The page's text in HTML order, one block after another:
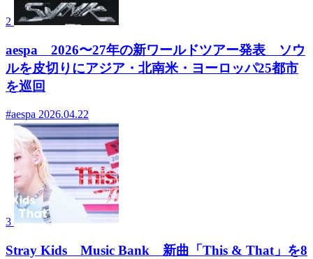
2
aespa 2026〜27年の新ワールドツアー発表 ソウ
ルを皮切りにアジア・北南米・ヨーロッパ25都市
を巡回
#aespa 2026.04.22
3
Stray Kids Music Bank 新曲「This & That」を8